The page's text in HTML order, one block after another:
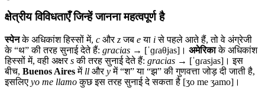
क्षेत्रीय विविधताएँ जिन्हें जानना महत्वपूर्ण है
स्पेनके अधिकांश हिस्सों में, c औरzजब eया iसे पहले आते हैं, तो वे अंग्रेजी
के “थ” की तरह सुनाई देते हैं: gracias → [ˈɡɾaθjas]। अमेरिकाके अधिकांश
हिस्सों में, वही अक्षरsकी तरह सुनाई देते हैं: gracias → [ˈɡɾasjas]। इस
बीच, Buenos Airesमें ll औरyमें “श” या “झ” की गुणवत्ता जोड़ दी जाती है,
इसलिए yo me llamoकुछ इस तरह सुनाई दे सकता है [ʒo me ʒamo]।